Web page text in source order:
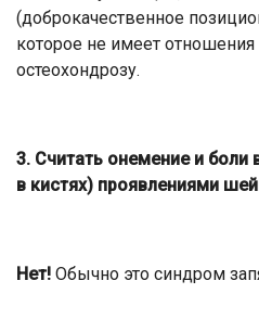
(доброкачественное
которое не имеет
остеохондрозу.
3. Считать онемение и боли
в кистях) проявлениями
Нет! Обычно это синдром